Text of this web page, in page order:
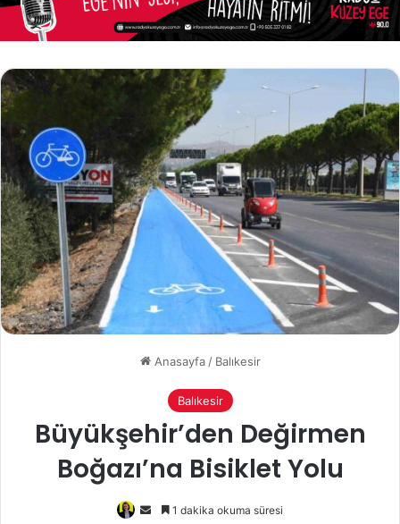
Anasayfa / Balıkesir
Balıkesir
Büyükşehir’den Değirmen
Boğazı’na Bisiklet Yolu
Bir
1 dakika okuma süresi